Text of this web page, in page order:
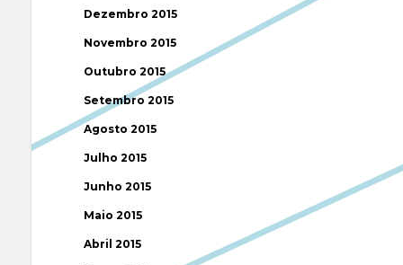
Dezembro 2015
Novembro 2015
Outubro 2015
Setembro 2015
Agosto 2015
Julho 2015
Junho 2015
Maio 2015
Abril 2015